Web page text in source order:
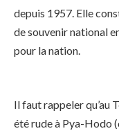
depuis 1957. Elle
de souvenir national
pour la nation.
Il faut rappeler qu’au
été rude à Pya-Hodo